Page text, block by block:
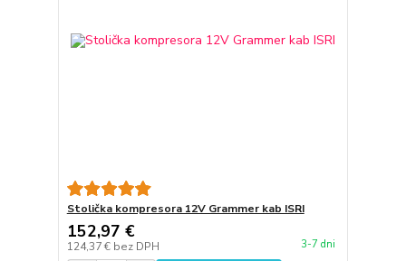
Stolička kompresora 12V Grammer kab ISRI
152,97 €
124,37 € bez DPH 3-7 dni